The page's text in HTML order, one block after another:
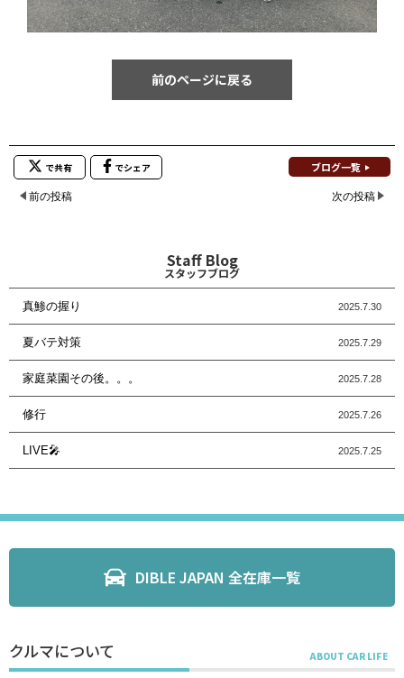
前のページに戻る
で共有 でシェア ブログ一覧
前の投稿 次の投稿
Staff Blog
スタッフブログ
真鯵の握り 2025.7.30
夏バテ対策 2025.7.29
家庭菜園その後。。。 2025.7.28
修行 2025.7.26
LIVE🎤 2025.7.25
DIBLE JAPAN 全在庫一覧
クルマについて